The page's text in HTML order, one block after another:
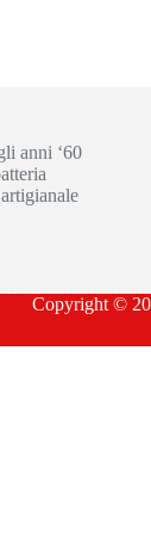
anni ‘60
Copyright ©